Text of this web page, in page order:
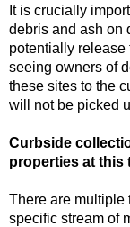
It is crucially
debris and ash on
potentially release
seeing owners of
these sites to the
will not be picked
Curbside
properties at this
There are multiple
specific stream of